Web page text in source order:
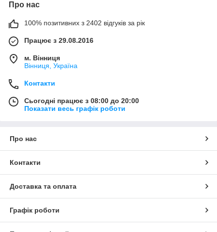
Про нас
100% позитивних з 2402 відгуків за рік
Працює з 29.08.2016
м. Вінниця
Вінниця, Україна
Контакти
Сьогодні працює з 08:00 до 20:00
Показати весь графік роботи
Про нас
Контакти
Доставка та оплата
Графік роботи